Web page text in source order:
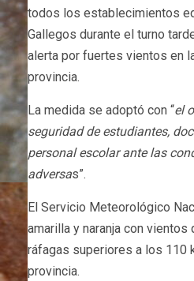
todos los establecimientos
Gallegos durante el turno
alerta por fuertes vientos en
provincia.
La medida se adoptó con “el
seguridad de estudiantes,
personal escolar ante las
adversas”.
El Servicio Meteorológico
amarilla y naranja con vientos
ráfagas superiores a los 110
provincia.